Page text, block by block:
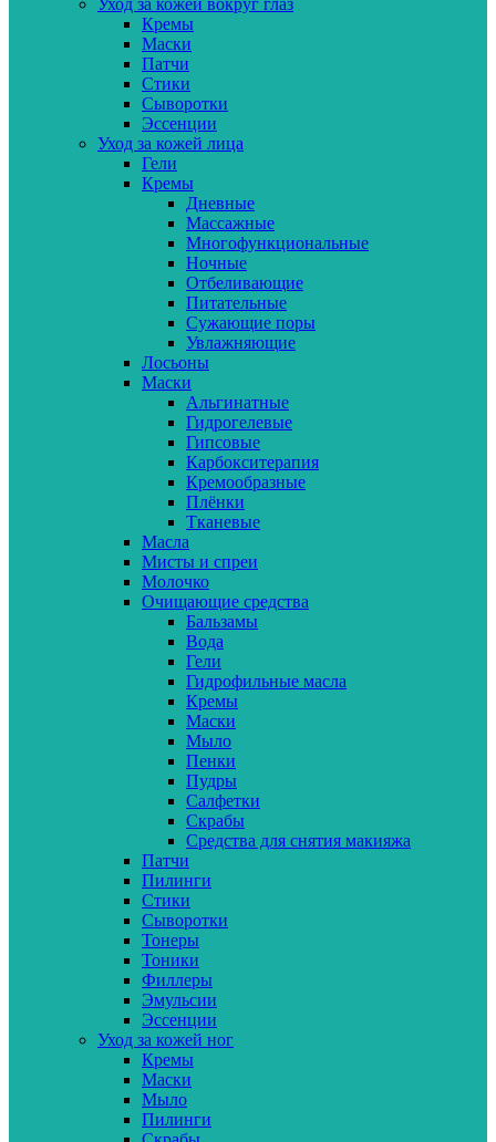
Кремы
Маски
Патчи
Стики
Сыворотки
Эссенции
Уход за кожей лица
Гели
Кремы
Дневные
Массажные
Многофункциональные
Ночные
Отбеливающие
Питательные
Сужающие поры
Увлажняющие
Лосьоны
Маски
Альгинатные
Гидрогелевые
Гипсовые
Карбокситерапия
Кремообразные
Плёнки
Тканевые
Масла
Мисты и спреи
Молочко
Очищающие средства
Бальзамы
Вода
Гели
Гидрофильные масла
Кремы
Маски
Мыло
Пенки
Пудры
Салфетки
Скрабы
Средства для снятия макияжа
Патчи
Пилинги
Стики
Сыворотки
Тонеры
Тоники
Филлеры
Эмульсии
Эссенции
Уход за кожей ног
Кремы
Маски
Мыло
Пилинги